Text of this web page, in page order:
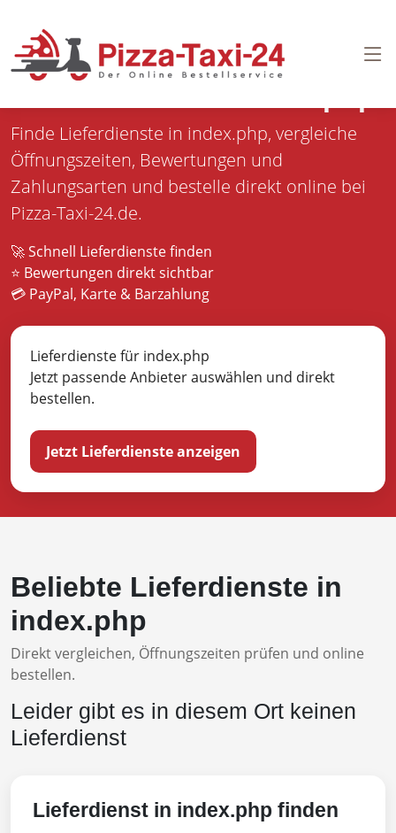
Finde Lieferdienste in index.php, vergleiche
Öffnungszeiten, Bewertungen und
Zahlungsarten und bestelle direkt online bei
Pizza-Taxi-24.de.
🚀 Schnell Lieferdienste finden
⭐ Bewertungen direkt sichtbar
💳 PayPal, Karte & Barzahlung
Lieferdienste für index.php
Jetzt passende Anbieter auswählen und direkt
bestellen.
Jetzt Lieferdienste anzeigen
Beliebte Lieferdienste in
index.php
Direkt vergleichen, Öffnungszeiten prüfen und online
bestellen.
Leider gibt es in diesem Ort keinen
Lieferdienst
Lieferdienst in index.php finden